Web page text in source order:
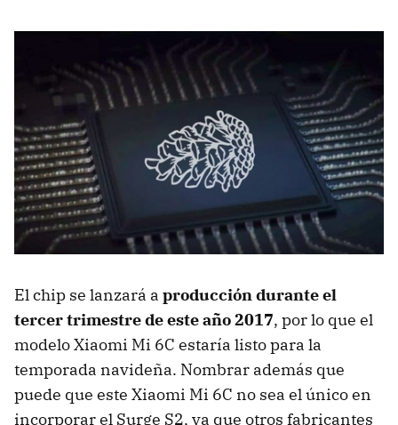
El chip se lanzará a producción durante el
tercer trimestre de este año 2017, por lo que el
modelo Xiaomi Mi 6C estaría listo para la
temporada navideña. Nombrar además que
puede que este Xiaomi Mi 6C no sea el único en
incorporar el Surge S2, ya que otros fabricantes